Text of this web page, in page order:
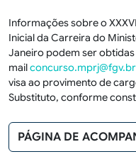
Informações sobre o
Inicial da Carreira do
Janeiro podem ser
mailconcurso.mprj@fgv.br
visa ao provimento de
Substituto, conforme
PÁGINA DE